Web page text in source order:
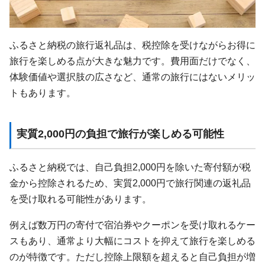
ふるさと納税の旅行返礼品は、税控除を受けながらお得に
旅行を楽しめる点が大きな魅力です。費用面だけでなく、
体験価値や選択肢の広さなど、通常の旅行にはないメリッ
トもあります。
実質2,000円の負担で旅行が楽しめる可能性
ふるさと納税では、自己負担2,000円を除いた寄付額が税
金から控除されるため、実質2,000円で旅行関連の返礼品
を受け取れる可能性があります。
例えば数万円の寄付で宿泊券やクーポンを受け取れるケー
スもあり、通常より大幅にコストを抑えて旅行を楽しめる
のが特徴です。ただし控除上限額を超えると自己負担が増